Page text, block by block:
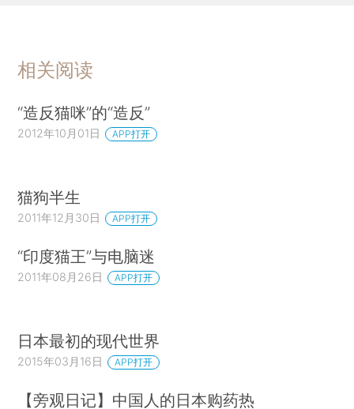
相关阅读
“造反猫咪”的“造反”
2012年10月01日 APP打开
猫狗半生
2011年12月30日 APP打开
“印度猫王”与电脑迷
2011年08月26日 APP打开
日本最初的现代世界
2015年03月16日 APP打开
【旁观日记】中国人的日本购药热